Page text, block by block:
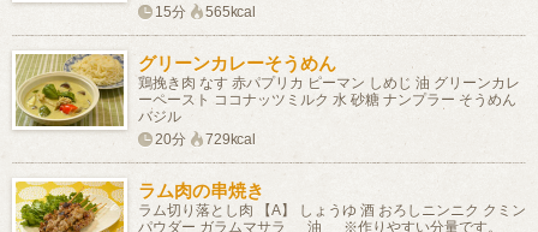
15分
565kcal
グリーンカレーそうめん
鶏挽き肉 なす 赤パプリカ ピーマン しめじ 油 グリーンカレ
ーペースト ココナッツミルク 水 砂糖 ナンプラー そうめん
バジル
20分
729kcal
ラム肉の串焼き
ラム切り落とし肉 【A】 しょうゆ 酒 おろしニンニク クミン
パウダー ガラムマサラ 油 ※作りやすい分量です。